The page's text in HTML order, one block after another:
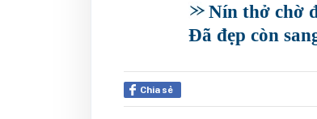
Nín thở chờ
Đã đẹp còn
Chia sẻ